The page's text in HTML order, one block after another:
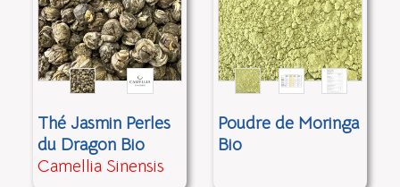
Thé Jasmin Perles
du Dragon Bio
Camellia Sinensis
Poudre de Moringa
Bio